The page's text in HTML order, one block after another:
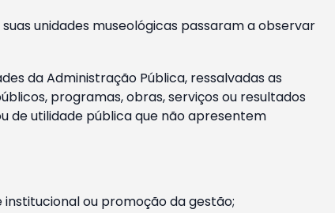
unidades museológicas passaram a observar
da Administração Pública, ressalvadas as
programas, obras, serviços ou resultados
de utilidade pública que não apresentem
ou promoção da gestão;